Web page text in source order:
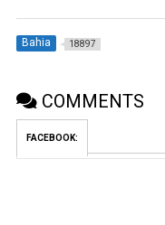
Bahia 18897
COMMENTS
FACEBOOK: